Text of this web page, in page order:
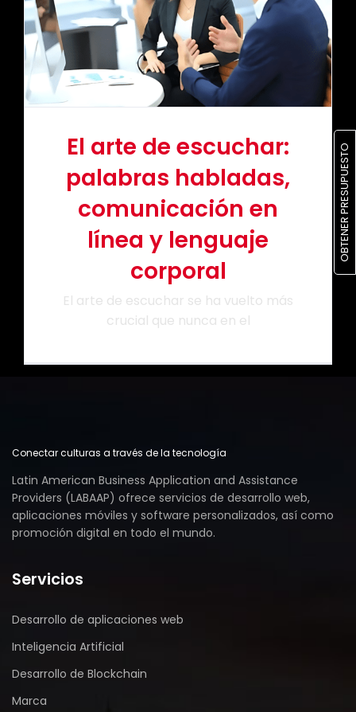
Cartera
Blog
El arte de escuchar:
palabras habladas,
comunicación en
línea y lenguaje
corporal
El arte de escuchar se ha vuelto más
crucial que nunca en el
Conectar culturas a través de la tecnología
Latin American Business Application and Assistance
Providers (LABAAP) ofrece servicios de desarrollo web,
aplicaciones móviles y software personalizados, así como
promoción digital en todo el mundo.
Servicios
Desarrollo de aplicaciones web
Inteligencia Artificial
Desarrollo de Blockchain
Marca
OBTENER PRESUPUESTO